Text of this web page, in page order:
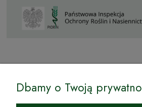
Internetowy Sklep Ogrodniczy Podkarpackie
Dbamy o Twoją